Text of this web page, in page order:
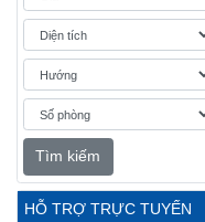
Tìm kiếm
HỖ TRỢ TRỰC TUYẾN